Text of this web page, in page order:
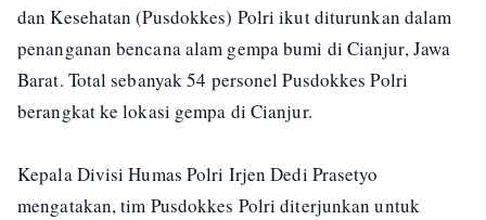
dan Kesehatan (Pusdokkes) Polri ikut diturunkan dalam
penanganan bencana alam gempa bumi di Cianjur, Jawa
Barat. Total sebanyak 54 personel Pusdokkes Polri
berangkat ke lokasi gempa di Cianjur.
Kepala Divisi Humas Polri Irjen Dedi Prasetyo
mengatakan, tim Pusdokkes Polri diterjunkan untuk